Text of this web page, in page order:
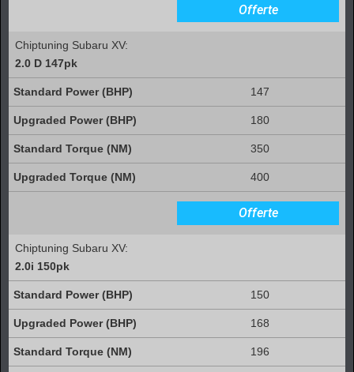
Offerte
Chiptuning Subaru XV:
2.0 D 147pk
147
180
350
400
Offerte
Chiptuning Subaru XV:
2.0i 150pk
150
168
196